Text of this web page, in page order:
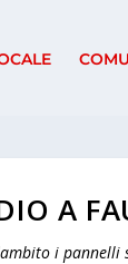
A
i pannelli